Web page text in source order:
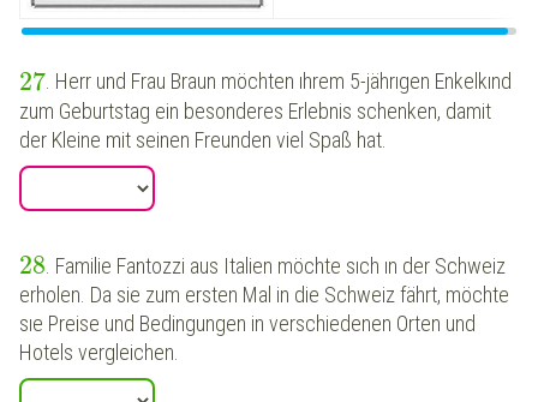
27. Herr und Frau Braun möchten ıhrem 5-jährıgen Enkelkınd
zum Geburtstag ein besonderes Erlebnis schenken, damit
der Kleine mit seinen Freunden viel Spaß hat.
28 . Familie Fantozzi aus Italien möchte sıch ın der Schweiz
erholen. Da sie zum ersten Mal in die Schweiz fährt, möchte
sıe Preise und Bedingungen in verschiedenen Orten und
Hotels vergleichen.